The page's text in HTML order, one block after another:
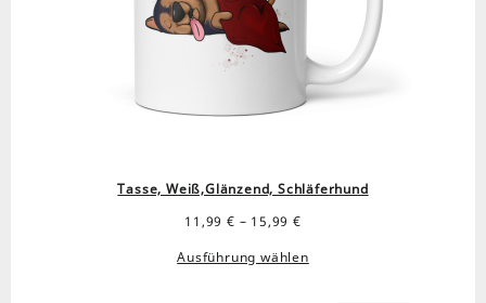
Tasse, Weiß,Glänzend, Schläferhund
11,99 € – 15,99€Preisspanne:
bis
Ausführung wählen